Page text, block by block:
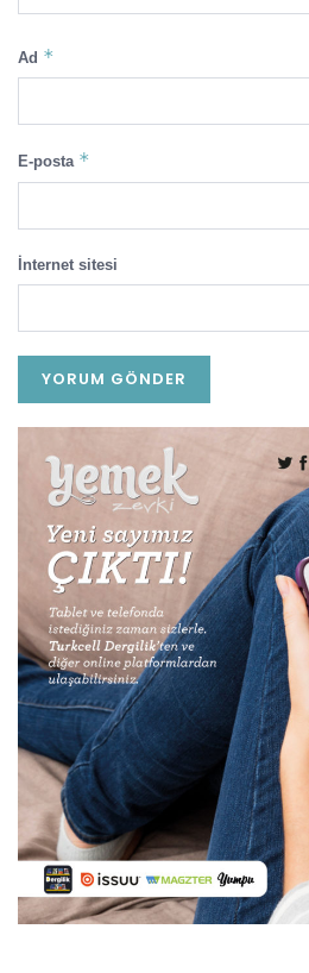
Ad *
E-posta *
İnternet sitesi